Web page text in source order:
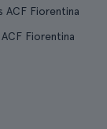
ACF Fiorentina
Fiorentina